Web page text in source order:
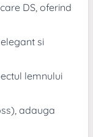
DS, oferind
si
lemnului
adauga